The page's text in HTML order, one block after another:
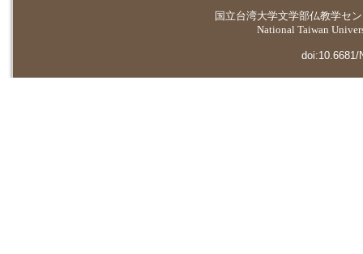
国立台湾大学文学部仏教学セ
National Taiwan
doi:10.6681/